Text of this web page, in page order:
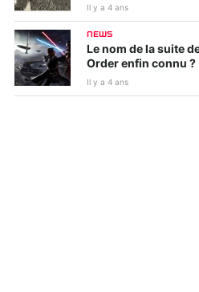
Il y a 4 ans
NEWS
Le nom de la suite
Order enfin connu ?
Il y a 4 ans